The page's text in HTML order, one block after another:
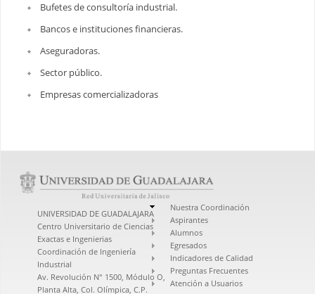
Bufetes de consultoría industrial.
Bancos e instituciones financieras.
Aseguradoras.
Sector público.
Empresas comercializadoras
UNIVERSIDAD DE GUADALAJARA
Centro Universitario de Ciencias
Exactas e Ingenierias
Coordinación de Ingeniería
Industrial
Av. Revolución N° 1500, Módulo O,
Planta Alta, Col. Olímpica, C.P.
Nuestra Coordinación
Aspirantes
Alumnos
Egresados
Indicadores de Calidad
Preguntas Frecuentes
Atención a Usuarios